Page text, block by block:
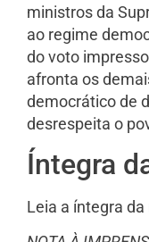
ministros da
ao regime
do voto
afronta os
democrático de
desrespeita o
Íntegra
Leia a íntegra